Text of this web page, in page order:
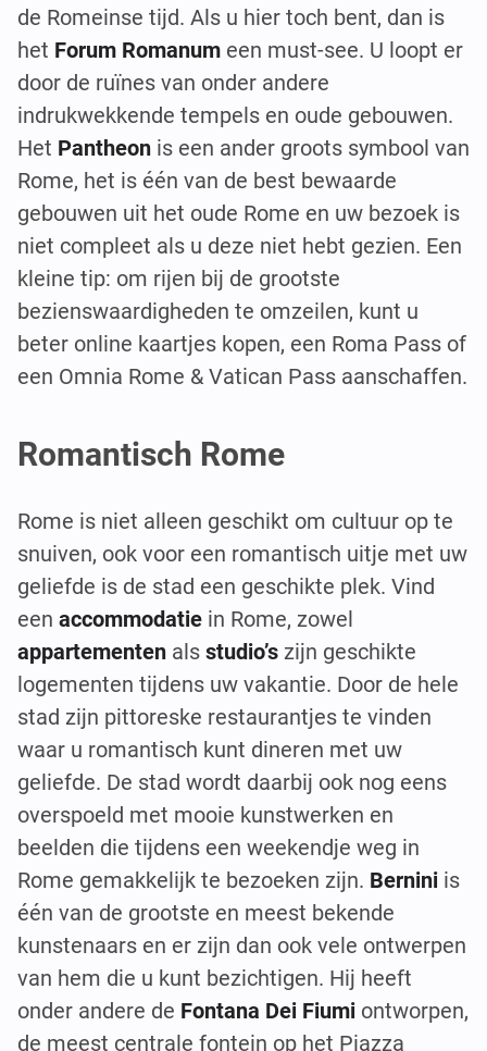
de Romeinse tijd. Als u hier toch bent, dan is
het Forum Romanum een must-see. U loopt er
door de ruïnes van onder andere
indrukwekkende tempels en oude gebouwen.
Het Pantheon is een ander groots symbool van
Rome, het is één van de best bewaarde
gebouwen uit het oude Rome en uw bezoek is
niet compleet als u deze niet hebt gezien. Een
kleine tip: om rijen bij de grootste
bezienswaardigheden te omzeilen, kunt u
beter online kaartjes kopen, een Roma Pass of
een Omnia Rome & Vatican Pass aanschaffen.
Romantisch Rome
Rome is niet alleen geschikt om cultuur op te
snuiven, ook voor een romantisch uitje met uw
geliefde is de stad een geschikte plek. Vind
een accommodatie in Rome, zowel
appartementen als studio’s zijn geschikte
logementen tijdens uw vakantie. Door de hele
stad zijn pittoreske restaurantjes te vinden
waar u romantisch kunt dineren met uw
geliefde. De stad wordt daarbij ook nog eens
overspoeld met mooie kunstwerken en
beelden die tijdens een weekendje weg in
Rome gemakkelijk te bezoeken zijn. Bernini is
één van de grootste en meest bekende
kunstenaars en er zijn dan ook vele ontwerpen
van hem die u kunt bezichtigen. Hij heeft
onder andere de Fontana Dei Fiumi ontworpen,
de meest centrale fontein op het Piazza